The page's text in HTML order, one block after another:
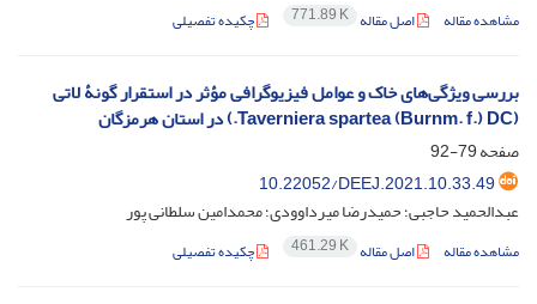
مشاهده مقاله اصل مقاله 771.89 K چکیده تفصیلی
بررسی ویژگی‌های خاک و عوامل فیزیوگرافی مؤثر در استقرار گونۀ لاتی
(Taverniera spartea (Burnm. f.) DC.) در استان هرمزگان
صفحه79-92
‎10.22052/DEEJ.2021.10.33.49
عبدالحمید حاجبی؛ حمیدرضا میرداوودی؛ محمدامین سلطانی پور
مشاهده مقاله اصل مقاله 461.29 K چکیده تفصیلی